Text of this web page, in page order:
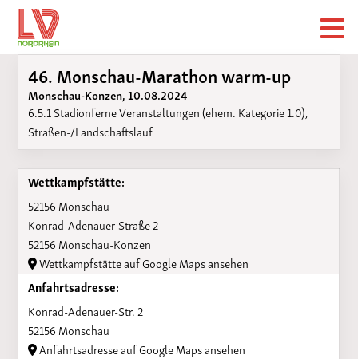
46. Monschau-Marathon warm-up
Monschau-Konzen, 10.08.2024
6.5.1 Stadionferne Veranstaltungen (ehem. Kategorie 1.0),
Straßen-/Landschaftslauf
Wettkampfstätte:
52156 Monschau
Konrad-Adenauer-Straße 2
52156 Monschau-Konzen
Wettkampfstätte auf Google Maps ansehen
Anfahrtsadresse:
Konrad-Adenauer-Str. 2
52156 Monschau
Anfahrtsadresse auf Google Maps ansehen